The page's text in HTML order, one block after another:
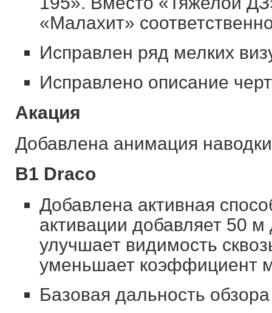
«Малахит»
Исправлен ряд мелких
Исправлено описание
Акация
Добавлена анимация
B1 Draco
Добавлена активная
активации добавляет 50
улучшает видимость
уменьшает коэффициент
Базовая дальность